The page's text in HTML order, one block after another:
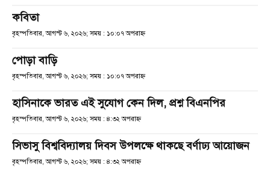
কবিতা
বৃহস্পতিবার, আগস্ট ৬, ২০২৬; সময় : ১০:০৭ অপরাহ্ণ
পোড়া বাড়ি
বৃহস্পতিবার, আগস্ট ৬, ২০২৬; সময় : ১০:০৭ অপরাহ্ণ
হাসিনাকে ভারত এই সুযোগ কেন দিল, প্রশ্ন বিএনপির
বৃহস্পতিবার, আগস্ট ৬, ২০২৬; সময় : ৪:৩২ অপরাহ্ণ
সিভাসু বিশ্ববিদ্যালয় দিবস উপলক্ষে থাকছে বর্ণাঢ্য আয়োজন
বৃহস্পতিবার, আগস্ট ৬, ২০২৬; সময় : ৪:৩২ অপরাহ্ণ